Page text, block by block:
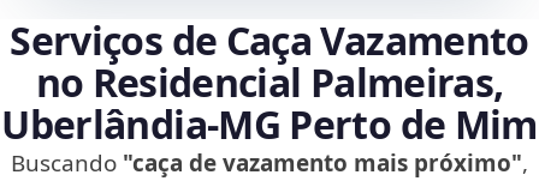
Serviços de Caça Vazamento
no Residencial Palmeiras,
Uberlândia‑MG Perto de Mim
Buscando "caça de vazamento mais próximo",